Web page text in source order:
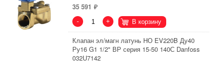
35 591
- + В корзину
Клапан эл/магн латунь НО EV220B Ду40
Ру16 G1 1/2" ВР серия 15-50 140С Danfoss
032U7142